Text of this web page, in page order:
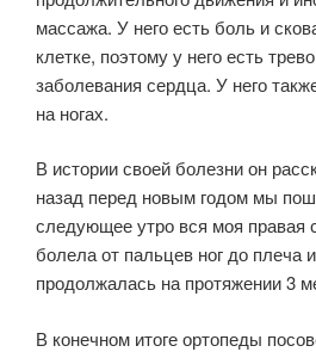
массажа. У него есть боль и
клетке, поэтому у него есть
заболевания сердца. У него
на ногах.
В истории своей болезни он
назад перед новым годом мы
следующее утро вся моя правая
болела от пальцев ног до плеча
продолжалась на протяжении 3
В конечном итоге ортопеды